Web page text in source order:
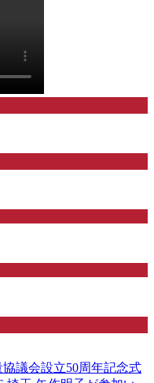
議会設立50周年記念式